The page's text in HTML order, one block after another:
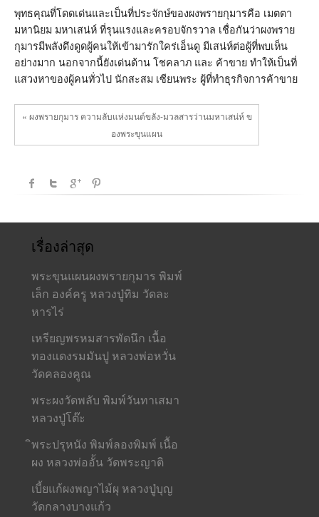
ภูติ
พุทธคุณที่โดดเด่นและเป็นที่ประจักษ์ของผงพรายกุมารคือ เมตตา
มหานิยม มหาเสน่ห์ ที่รุนแรงและครอบจักรวาล เชื่อกันว่าผงพราย
กุมารมีพลังดึงดูดผู้คนให้เข้ามารักใคร่เอ็นดู มีเสน่ห์ต่อผู้ที่พบเห็น
อย่างมาก นอกจากนี้ยังเด่นด้าน โชคลาภ และ ค้าขาย ทำให้เป็นที่
แสวงหาของผู้คนทั่วไป นักสะสม เซียนพระ ผู้ที่ทำธุรกิจการค้าขาย
« ผงพรายกุมาร ความลับแห่งมนต์ขลัง-มวลสารว่านมหาเสน่ห์ ข
องพระขุนแผน
เรื่องล่าสุด
พระขุนแผนผงพรายกุมาร พิมพ์
เล็ก องค์ครู หลวงปู่ทิม วัดละ
หารไร่
เหรียญพรหมสารพัดนึก เนื้อ
ทองแดงรมมันปู หลวงพ่อหวั่น
วัดคลองคูณ
พระผงวัดพลับ พิมพ์วันทาเสมา
หลวงปู่โต๊ะ
ิพระปรุหนัง พิมพ์ลองพิมพ์ เนื้อ
ผง หลวงพ่ออั้น วัดพระญาติ
เบี้ยแก้ผงพญาไม้ผุ หลวงปู่บุญ
วัดกลางบางแก้ว